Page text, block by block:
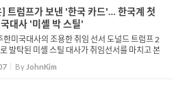
트럼프가 보낸 '한국 카드'… 한국계 첫
대사 '미셸 박 스틸'
조용한 취임 선서 도널드 트럼프 2
발탁된 미셸 스틸 대사가 취임선서를 마치고 본
에 들어갑니다. 지난주 국무부를 찾은 스틸 대사
무차관 주재로 취임선서...
By JohnKim